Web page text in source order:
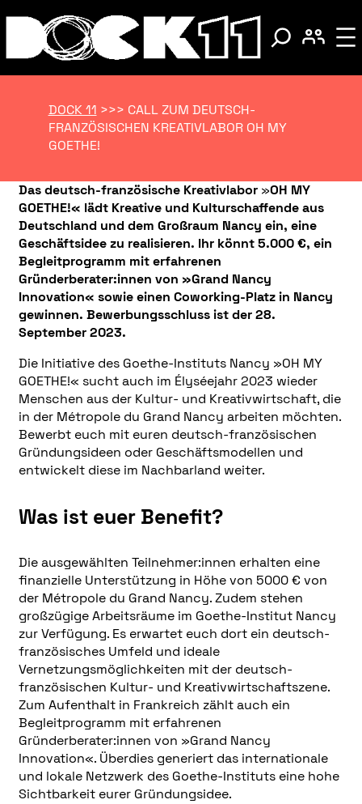
DOCK 11 >>> CALL ZUM DEUTSCH-
FRANZÖSISCHEN KREATIVLABOR OH MY
GOETHE!
Das deutsch-französische Kreativlabor »OH MY
GOETHE!« lädt Kreative und Kulturschaffende aus
Deutschland und dem Großraum Nancy ein, eine
Geschäftsidee zu realisieren. Ihr könnt 5.000 €, ein
Begleitprogramm mit erfahrenen
Gründerberater:innen von »Grand Nancy
Innovation« sowie einen Coworking-Platz in Nancy
gewinnen. Bewerbungsschluss ist der 28.
September 2023.
Die Initiative des Goethe-Instituts Nancy »OH MY
GOETHE!« sucht auch im Élyséejahr 2023 wieder
Menschen aus der Kultur- und Kreativwirtschaft, die
in der Métropole du Grand Nancy arbeiten möchten.
Bewerbt euch mit euren deutsch-französischen
Gründungsideen oder Geschäftsmodellen und
entwickelt diese im Nachbarland weiter.
Was ist euer Benefit?
Die ausgewählten Teilnehmer:innen erhalten eine
finanzielle Unterstützung in Höhe von 5000 € von
der Métropole du Grand Nancy. Zudem stehen
großzügige Arbeitsräume im Goethe-Institut Nancy
zur Verfügung. Es erwartet euch dort ein deutsch-
französisches Umfeld und ideale
Vernetzungsmöglichkeiten mit der deutsch-
französischen Kultur- und Kreativwirtschaftszene.
Zum Aufenthalt in Frankreich zählt auch ein
Begleitprogramm mit erfahrenen
Gründerberater:innen von »Grand Nancy
Innovation«. Überdies generiert das internationale
und lokale Netzwerk des Goethe-Instituts eine hohe
Sichtbarkeit eurer Gründungsidee.